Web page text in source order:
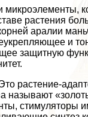
микроэлементы,
растения
аралии
и
защитную
растение-
называют
стимуляторы